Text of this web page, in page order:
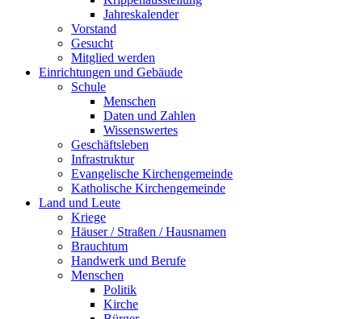
Jahreskalender
Vorstand
Gesucht
Mitglied werden
Einrichtungen und Gebäude
Schule
Menschen
Daten und Zahlen
Wissenswertes
Geschäftsleben
Infrastruktur
Evangelische Kirchengemeinde
Katholische Kirchengemeinde
Land und Leute
Kriege
Häuser / Straßen / Hausnamen
Brauchtum
Handwerk und Berufe
Menschen
Politik
Kirche